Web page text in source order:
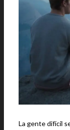
La gente difícil